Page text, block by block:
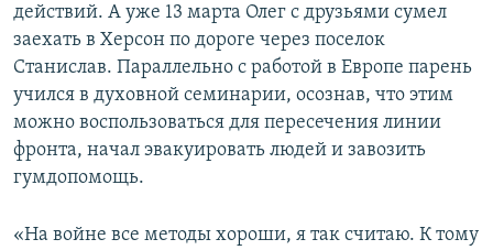
действий. А уже 13 марта Олег с друзьями сумел
заехать в Херсон по дороге через поселок
Станислав. Параллельно с работой в Европе парень
учился в духовной семинарии, осознав, что этим
можно воспользоваться для пересечения линии
фронта, начал эвакуировать людей и завозить
гумдопомощь.
«На войне все методы хороши, я так считаю. К тому